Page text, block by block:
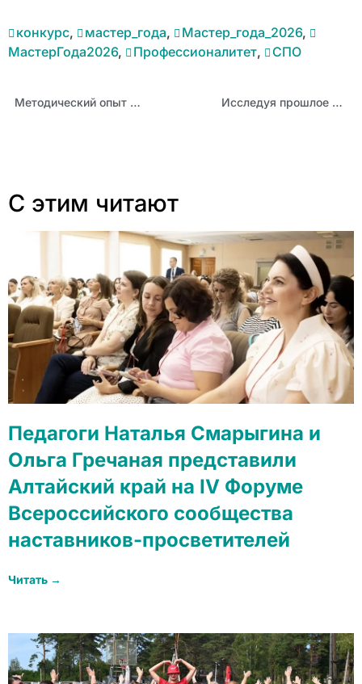
конкурс, мастер_года, Мастер_года_2026,
МастерГода2026, Профессионалитет, СПО
Методический опыт АИРО представлен на всероссийском вебинаре по робототехнике Исследуя прошлое — воспитываем будущее: педагогическое мастерство лауреата конкурса «Учитель года Алтая – 2026» Дмитрия Васищева
С этим читают
Педагоги Наталья Смарыгина и
Ольга Гречаная представили
Алтайский край на IV Форуме
Всероссийского сообщества
наставников-просветителей
Читать →